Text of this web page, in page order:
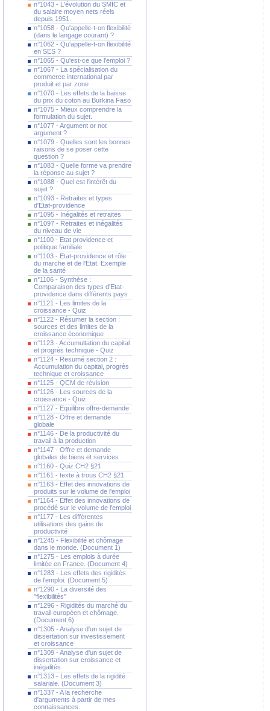
n°1043 - L'évolution du SMIC et
du salaire moyen nets réels
depuis 1951.
n°1058 - Qu'appelle-t-on flexibilité
(dans le langage courant) ?
n°1062 - Qu'appelle-t-on flexibilité
en SES ?
n°1065 - Qu'est-ce que l'emploi ?
n°1067 - La spécialisation du
commerce international par
produit et par zone
n°1070 - Les effets de la baisse
du prix du coton au Burkina Faso
n°1075 - Mieux comprendre la
formulation du sujet.
n°1077 - Argument or not
argument ?
n°1079 - Quelles sont les bonnes
raisons de se poser cette
question ?
n°1083 - Quelle forme va prendre
la réponse au sujet ?
n°1088 - Quel est l'intérêt du
sujet ?
n°1093 - Retraites et types
d'Etat-providence
n°1095 - Inégalités et retraites
n°1097 - Retraites et inégalités
du niveau de vie
n°1100 - Etat providence et
politique familiale
n°1103 - Etat-providence et rôle
du marche et de l'Etat. Exemple
de la santé
n°1106 - Synthèse :
Comparaison des types d'Etat-
providence dans différents pays
n°1121 - Les limites de la
croissance - Quiz
n°1122 - Résumer la section :
sources et des limites de la
croissance économique
n°1123 - Accumultation du capital
et progrès technique - Quiz
n°1124 - Resumé section 2 :
Accumulation du capital, progrès
technique et croissance
n°1125 - QCM de révision
n°1126 - Les sources de la
croissance - Quiz
n°1127 - Equilibre offre-demande
n°1128 - Offre et demande
globale
n°1146 - De la productivité du
travail à la production
n°1147 - Offre et demande
globales de biens et services
n°1160 - Quiz CH2 §21
n°1161 - texte à trous CH2 §21
n°1163 - Effet des innovations de
produits sur le volume de l'emploi
n°1164 - Effet des innovations de
procédé sur le volume de l'emploi
n°1177 - Les différentes
utilisations des gains de
productivité
n°1245 - Flexibilité et chômage
dans le monde. (Document 1)
n°1275 - Les emplois à durée
limitée en France. (Document 4)
n°1283 - Les effets des rigidités
de l'emploi. (Document 5)
n°1290 - La diversité des
"flexibilités"
n°1296 - Rigidités du marché du
travail européen et chômage.
(Document 6)
n°1305 - Analyse d'un sujet de
dissertation sur investissement
et croissance
n°1309 - Analyse d'un sujet de
dissertation sur croissance et
inégalités
n°1313 - Les effets de la rigidité
salariale. (Document 3)
n°1337 - A la recherche
d'arguments à partir de mes
connaissances.